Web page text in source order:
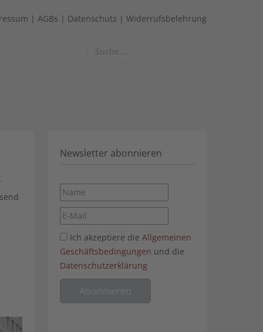
| AGBs | Datenschutz | Widerrufsbelehrung
Suchen
Newsletter abonnieren
Ich akzeptiere die Allgemeinen
Geschäftsbedingungen und die
Datenschutzerklärung